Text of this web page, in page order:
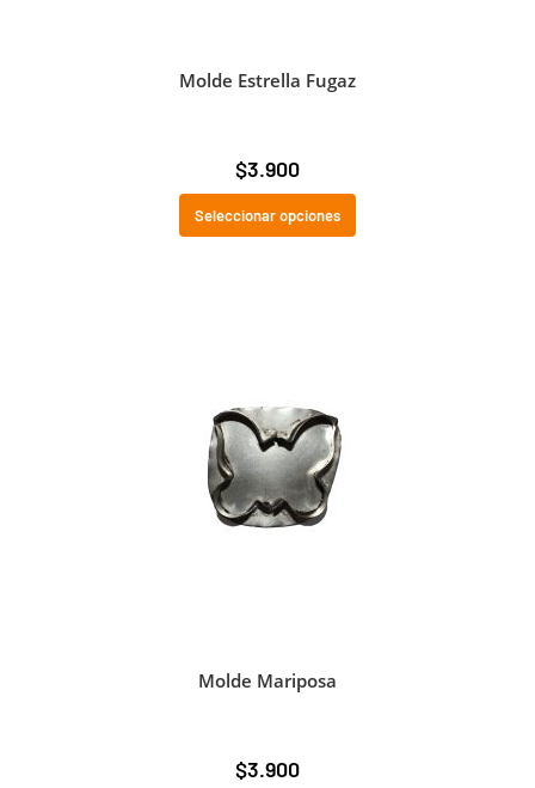
Molde Estrella Fugaz
$3.900
Seleccionar opciones
Molde Mariposa
$3.900